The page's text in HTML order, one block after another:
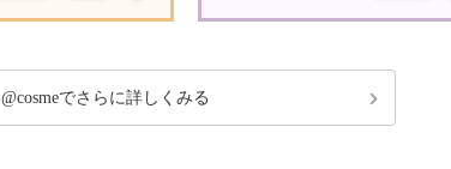
@cosmeでさらに詳しくみる